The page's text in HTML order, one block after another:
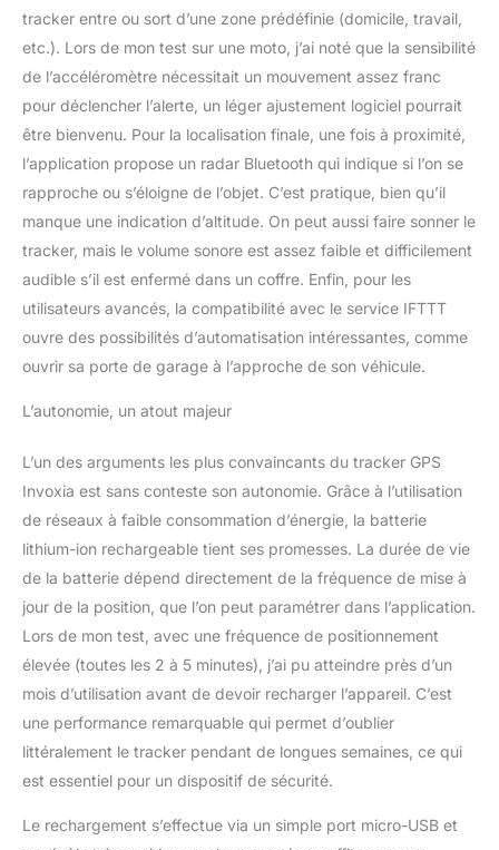
tracker entre ou sort d’une zone prédéfinie (domicile, travail,
etc.). Lors de mon test sur une moto, j’ai noté que la sensibilité
de l’accéléromètre nécessitait un mouvement assez franc
pour déclencher l’alerte, un léger ajustement logiciel pourrait
être bienvenu. Pour la localisation finale, une fois à proximité,
l’application propose un radar Bluetooth qui indique si l’on se
rapproche ou s’éloigne de l’objet. C’est pratique, bien qu’il
manque une indication d’altitude. On peut aussi faire sonner le
tracker, mais le volume sonore est assez faible et difficilement
audible s’il est enfermé dans un coffre. Enfin, pour les
utilisateurs avancés, la compatibilité avec le service IFTTT
ouvre des possibilités d’automatisation intéressantes, comme
ouvrir sa porte de garage à l’approche de son véhicule.
L’autonomie, un atout majeur
L’un des arguments les plus convaincants du tracker GPS
Invoxia est sans conteste son autonomie. Grâce à l’utilisation
de réseaux à faible consommation d’énergie, la batterie
lithium-ion rechargeable tient ses promesses. La durée de vie
de la batterie dépend directement de la fréquence de mise à
jour de la position, que l’on peut paramétrer dans l’application.
Lors de mon test, avec une fréquence de positionnement
élevée (toutes les 2 à 5 minutes), j’ai pu atteindre près d’un
mois d’utilisation avant de devoir recharger l’appareil. C’est
une performance remarquable qui permet d’oublier
littéralement le tracker pendant de longues semaines, ce qui
est essentiel pour un dispositif de sécurité.
Le rechargement s’effectue via un simple port micro-USB et